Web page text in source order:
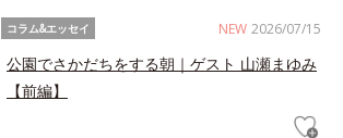
NEW 2026/07/15
コラム&エッセイ
公園でさかだちをする朝｜ゲスト 山瀬まゆみ
【前編】